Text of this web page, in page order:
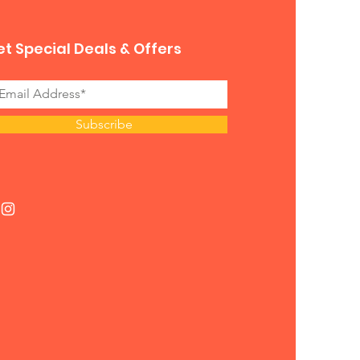
Special Deals & Offers
Subscribe